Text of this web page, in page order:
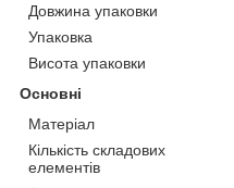
Довжина упаковки
Упаковка
Висота упаковки
Основні
Матеріал
Кількість складових
елементів